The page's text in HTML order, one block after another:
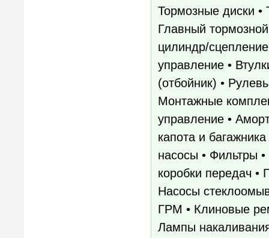
Тормозные диски
Главный
цилиндр/
управление •
(отбойник) •
Монтажные
управление •
капота и
насосы • Фильтры
коробки передач •
Насосы
ГРМ • Клиновые
Лампы